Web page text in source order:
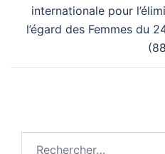
internationale pour
l’égard des Femmes du